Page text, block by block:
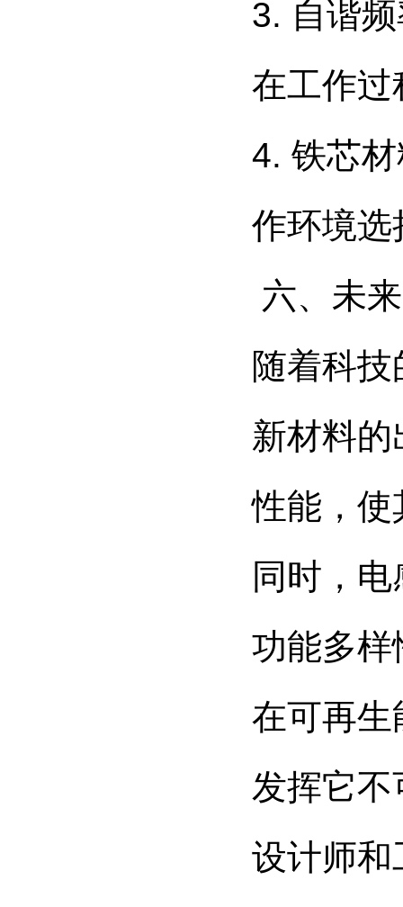
3. 自谐
在工作过
4. 铁芯
作环境选
六、未
随着科
新材料
性能，使
同时，
功能多样
在可再生
发挥它
设计师和